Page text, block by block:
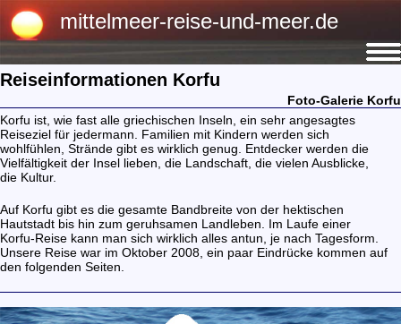
mittelmeer-reise-und-meer.de
Reiseinformationen Korfu
Foto-Galerie Korfu
Korfu ist, wie fast alle griechischen Inseln, ein sehr angesagtes
Reiseziel für jedermann. Familien mit Kindern werden sich
wohlfühlen, Strände gibt es wirklich genug. Entdecker werden die
Vielfältigkeit der Insel lieben, die Landschaft, die vielen Ausblicke,
die Kultur.
Auf Korfu gibt es die gesamte Bandbreite von der hektischen
Hautstadt bis hin zum geruhsamen Landleben. Im Laufe einer
Korfu-Reise kann man sich wirklich alles antun, je nach Tagesform.
Unsere Reise war im Oktober 2008, ein paar Eindrücke kommen auf
den folgenden Seiten.